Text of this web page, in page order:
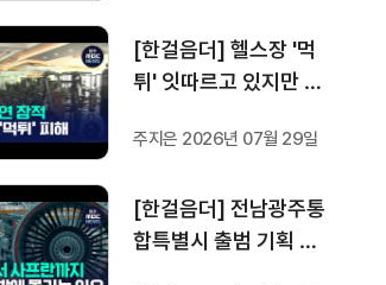
자스인"
[한걸음더] 헬스장 '먹
튀' 잇따르고 있지만 …
주지은 2026년 07월 29일
[한걸음더] 전남광주통
합특별시 출범 기획 보